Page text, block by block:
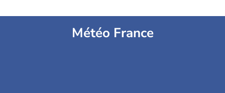
Météo France